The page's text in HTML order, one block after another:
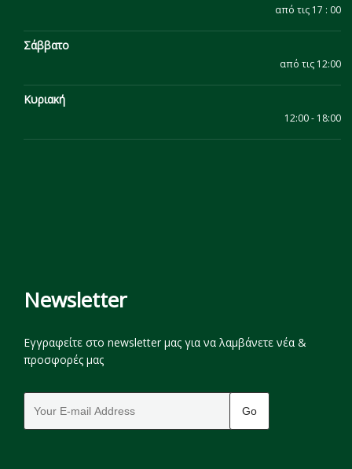
από τις 17 : 00
Σάββατο
από τις 12:00
Κυριακή
12:00 - 18:00
Newsletter
Εγγραφείτε στο newsletter μας για να λαμβάνετε νέα &
προσφορές μας